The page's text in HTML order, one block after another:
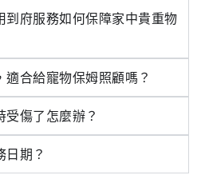
到府服務如何保障家中貴重物
合給寵物保姆照顧嗎？
傷了怎麼辦？
期？